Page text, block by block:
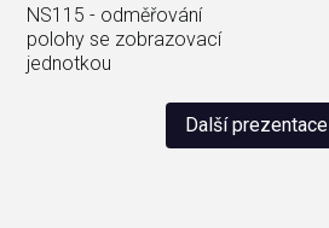
NS115 - odměřování
polohy se zobrazovací
jednotkou
Další prezentace